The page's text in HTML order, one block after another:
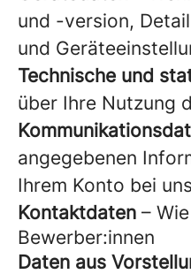
und -version,
und
Technische und
über Ihre Nutzung
angegebenen
Ihrem Konto bei
Kontaktdaten –
Bewerber:innen
Daten aus